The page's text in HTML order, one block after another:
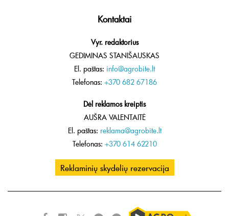
Kontaktai
Vyr. redaktorius
GEDIMINAS STANIŠAUSKAS
El. paštas: info@agrobite.lt
Telefonas: +370 682 67186
Dėl reklamos kreiptis
AUŠRA VALENTAITĖ
El. paštas: reklama@agrobite.lt
Telefonas: +370 614 62210
Reklaminių skydelių rezervacija